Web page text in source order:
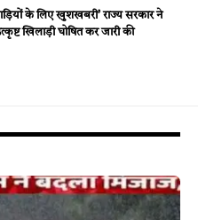
के लिए खुशखबरी’ राज्य सरकार ने
खिलाड़ी घोषित कर जारी की